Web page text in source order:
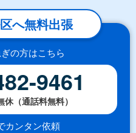
へ無料出張
の方はこちら
9461
（通話料無料）
カンタン依頼